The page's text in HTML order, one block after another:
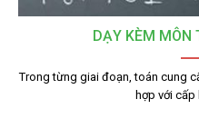
DẠY KÈM MÔN
Trong từng giai đoạn, toán cung
hợp với cấp